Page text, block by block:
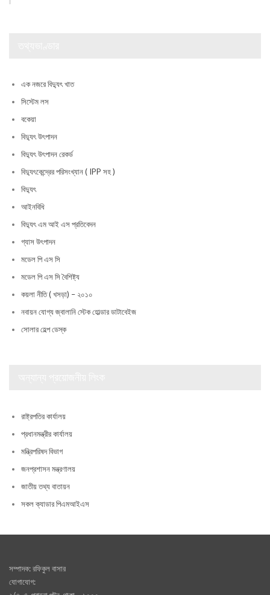
এক নজরে বিদ্যুৎ খাত
সিস্টেম লস
বকেয়া
বিদ্যুৎ উৎপাদন
বিদ্যুৎ উৎপাদন রেকর্ড
বিদ্যুৎকেন্দ্রের পরিসংখ্যান ( IPP সহ )
বিদ্যুৎ
আইনবিধি
বিদ্যুৎ এম আই এস প্রতিবেদন
গ্যাস উৎপাদন
মডেল পি এস সি
মডেল পি এস সি বৈশিষ্ট্য
কয়লা নীতি ( খসড়া) – ২০১০
নবায়ন যোগ্য জ্বালানি স্টেক হোল্ডার ডাটাবেইজ
সোলার হেল্প ডেস্ক
রাষ্ট্রপতির কার্যালয়
প্রধানমন্ত্রীর কার্যালয়
মন্ত্রিপরিষদ বিভাগ
জনপ্রশাসন মন্ত্রণালয়
জাতীয় তথ্য বাতায়ন
সকল ক্যাডার পিএমআইএস
সম্পাদক: রফিকুল বাসার
যোগাযোগ: